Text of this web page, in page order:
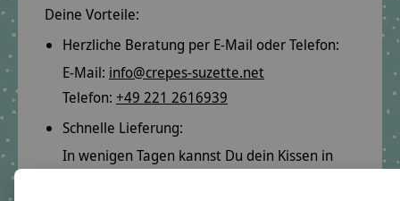
Deine Vorteile:
Herzliche Beratung per E-Mail oder Telefon:
E-Mail: info@crepes-suzette.net
Telefon: +49 221 2616939
Schnelle Lieferung:
In wenigen Tagen kannst Du dein Kissen in
deinen Händen halten.